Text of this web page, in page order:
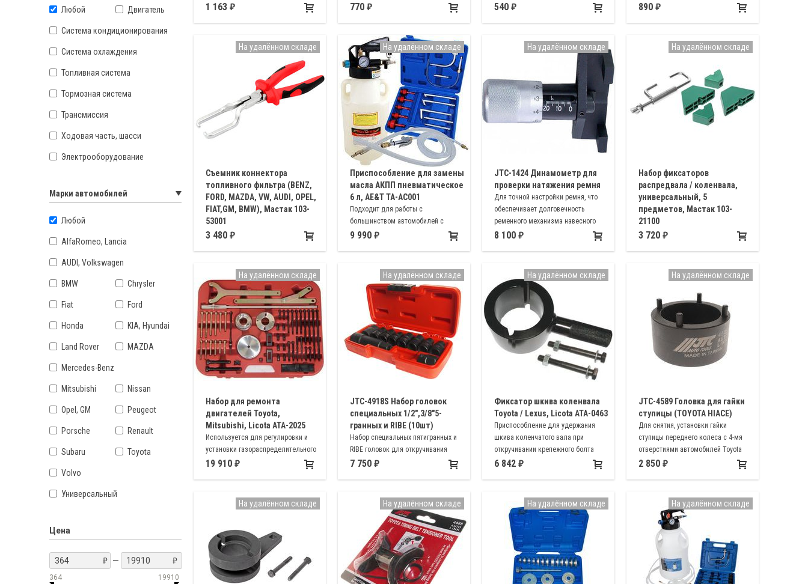
Любой Двигатель
Система кондиционирования
Система охлаждения
Топливная система
Тормозная система
Трансмиссия
Ходовая часть, шасси
Электрооборудование
Марки автомобилей
Любой
AlfaRomeo, Lancia
AUDI, Volkswagen
BMW Chrysler
Fiat Ford
Honda KIA, Hyundai
Land Rover MAZDA
Mercedes-Benz
Mitsubishi Nissan
Opel, GM Peugeot
Porsche Renault
Subaru Toyota
Volvo
Универсальный
Цена
—
364 19910
автомобилей Citroen, Peugeot 1.0,
1 163 770 540 890
Съемник коннектора
топливного фильтра (BENZ,
FORD, MAZDA, VW, AUDI, OPEL,
FIAT,GM, BMW), Мастак 103-
53001
Предназначен для снятия
3 480
На удалённом складе
Приспособление для замены
масла АКПП пневматическое
6 л, AE&T TA-AC001
Подходит для работы с
большинством автомобилей с
автоматическими КПП. В комплекте
9 990
На удалённом складе
JTC-1424 Динамометр для
проверки натяжения ремня
Для точной настройки ремня, что
обеспечивает долговечность
ременного механизма навесного
оборудования
8 100
На удалённом складе
Набор фиксаторов
распредвала / коленвала,
универсальный, 5
предметов, Мастак 103-
21100
Предназначен для фиксации
3 720
На удалённом складе
Набор для ремонта
двигателей Toyota,
Mitsubishi, Licota ATA-2025
Используется для регулировки и
установки газораспределительного
механизма при ремоне двигателей
19 910
На удалённом складе
JTC-4918S Набор головок
специальных 1/2",3/8"5-
гранных и RIBE (10шт)
Набор специальных пятигранных и
RIBE головок для откручивания
болтов ГБЦ, тормозной системы,
валов и т.д.
7 750
На удалённом складе
Фиксатор шкива коленвала
Toyota / Lexus, Licota ATA-0463
Приспособление для удержания
шкива коленчатого вала при
откручивании крепежного болта
автомобилей марок Toyota и Lexus
6 842
На удалённом складе
JTC-4589 Головка для гайки
ступицы (TOYOTA HIACE)
Для снятия, установки гайки
ступицы переднего колеса с 4-мя
отверстиями автомобилей Toyota
Hiace H200, 210, 220; Toyota Hilux
2 850
На удалённом складе
На удалённом складе На удалённом складе На удалённом складе На удалённом складе